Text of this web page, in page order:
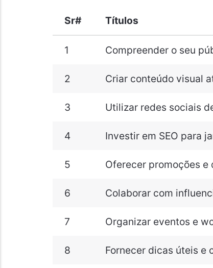
Sr# Títulos
1 Compreender o seu
2 Criar conteúdo visual
3 Utilizar redes sociais
4 Investir em SEO para
5 Oferecer promoções e
6 Colaborar com
7 Organizar eventos e
8 Fornecer dicas úteis e